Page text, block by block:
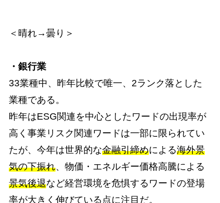
＜晴れ→曇り＞
・銀行業
33業種中、昨年比較で唯一、2ランク落とした
業種である。
昨年はESG関連を中心としたワードの出現率が
高く事業リスク関連ワードは一部に限られてい
たが、今年は世界的な金融引締めによる海外景
気の下振れ、物価・エネルギー価格高騰による
景気後退など経営環境を危惧するワードの登場
率が大きく伸びている点に注目だ。